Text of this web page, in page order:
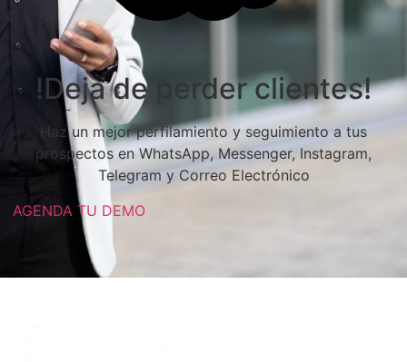
!Deja de perder clientes!
Haz un mejor perfilamiento y seguimiento a tus
prospectos en WhatsApp, Messenger, Instagram,
Telegram y Correo Electrónico
AGENDA TU DEMO